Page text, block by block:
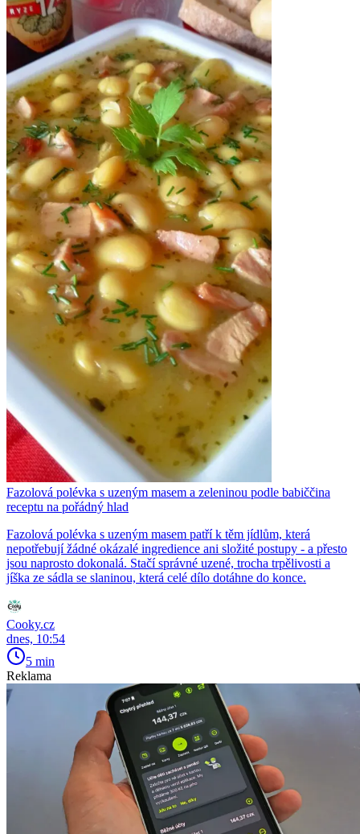
Fazolová polévka s uzeným masem a zeleninou podle babiččina
receptu na pořádný hlad
Fazolová polévka s uzeným masem patří k těm jídlům, která
nepotřebují žádné okázalé ingredience ani složité postupy - a přesto
jsou naprosto dokonalá. Stačí správné uzené, trocha trpělivosti a
jíška ze sádla se slaninou, která celé dílo dotáhne do konce.
Cooky.cz
dnes, 10:54
5 min
Reklama